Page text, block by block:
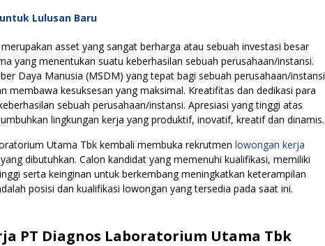
Lulusan Baru
asset yang sangat berharga atau sebuah investasi besar
yang menentukan suatu keberhasilan sebuah perusahaan/instansi.
Daya Manusia (MSDM) yang tepat bagi sebuah perusahaan/instansi
membawa kesuksesan yang maksimal. Kreatifitas dan dedikasi para
sebuah perusahaan/instansi. Apresiasi yang tinggi atas
lingkungan kerja yang produktif, inovatif, kreatif dan dinamis.
Utama Tbk kembali membuka rekrutmen lowongan kerja
dibutuhkan. Calon kandidat yang memenuhi kualifikasi, memiliki
serta keinginan untuk berkembang meningkatkan keterampilan
posisi dan kualifikasi lowongan yang tersedia pada saat ini.
PT Diagnos Laboratorium Utama Tbk